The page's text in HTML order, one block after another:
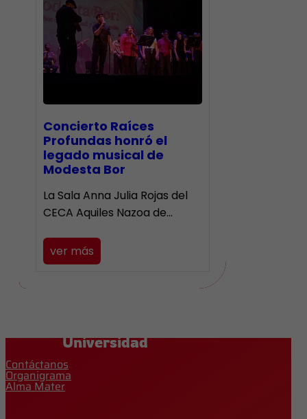
​Concierto Raíces
Profundas honró el
legado musical de
Modesta Bor
La Sala Anna Julia Rojas del
CECA Aquiles Nazoa de…
ver más
Universidad
Contáctanos
Organigrama
Alma Mater